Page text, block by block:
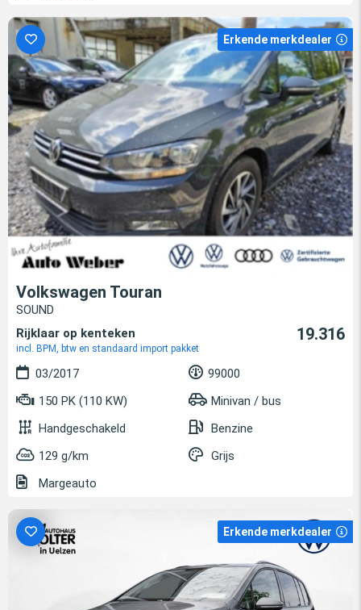
Erkende merkdealer
Volkswagen Touran
SOUND
Rijklaar op kenteken
incl. BPM, btw en standaard import pakket
19.316
03/2017
99000
150 PK (110 KW)
Minivan / bus
Handgeschakeld
Benzine
129 g/km
Grijs
Margeauto
Erkende merkdealer